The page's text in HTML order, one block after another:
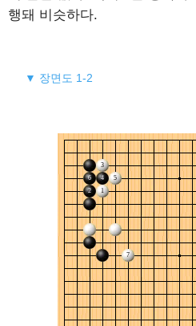
행돼 비슷하다.
▼ 장면도 1-2